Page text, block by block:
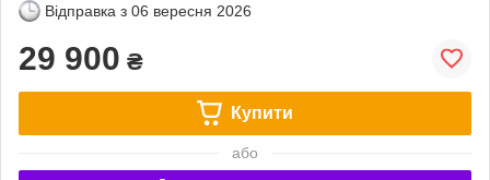
Відправка з 06 вересня 2026
29 900 ₴
Купити
або